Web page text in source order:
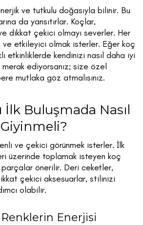
ve tutkulu doğasıyla bilinir. Bu
da yansıtırlar. Koçlar,
dikkat çekici olmayı severler. Her
etkileyici olmak isterler. Eğer koç
etkinliklerde kendinizi nasıl daha iyi
ediyorsanız; size özel
mutlaka göz atmalısınız.
İlk Buluşmada Nasıl
Giyinmeli?
ve çekici görünmek isterler. İlk
üzerinde toplamak isteyen koç
parçalar önerilir. Deri ceketler,
çekici aksesuarlar, stilinizi
olabilir.
Renklerin Enerjisi